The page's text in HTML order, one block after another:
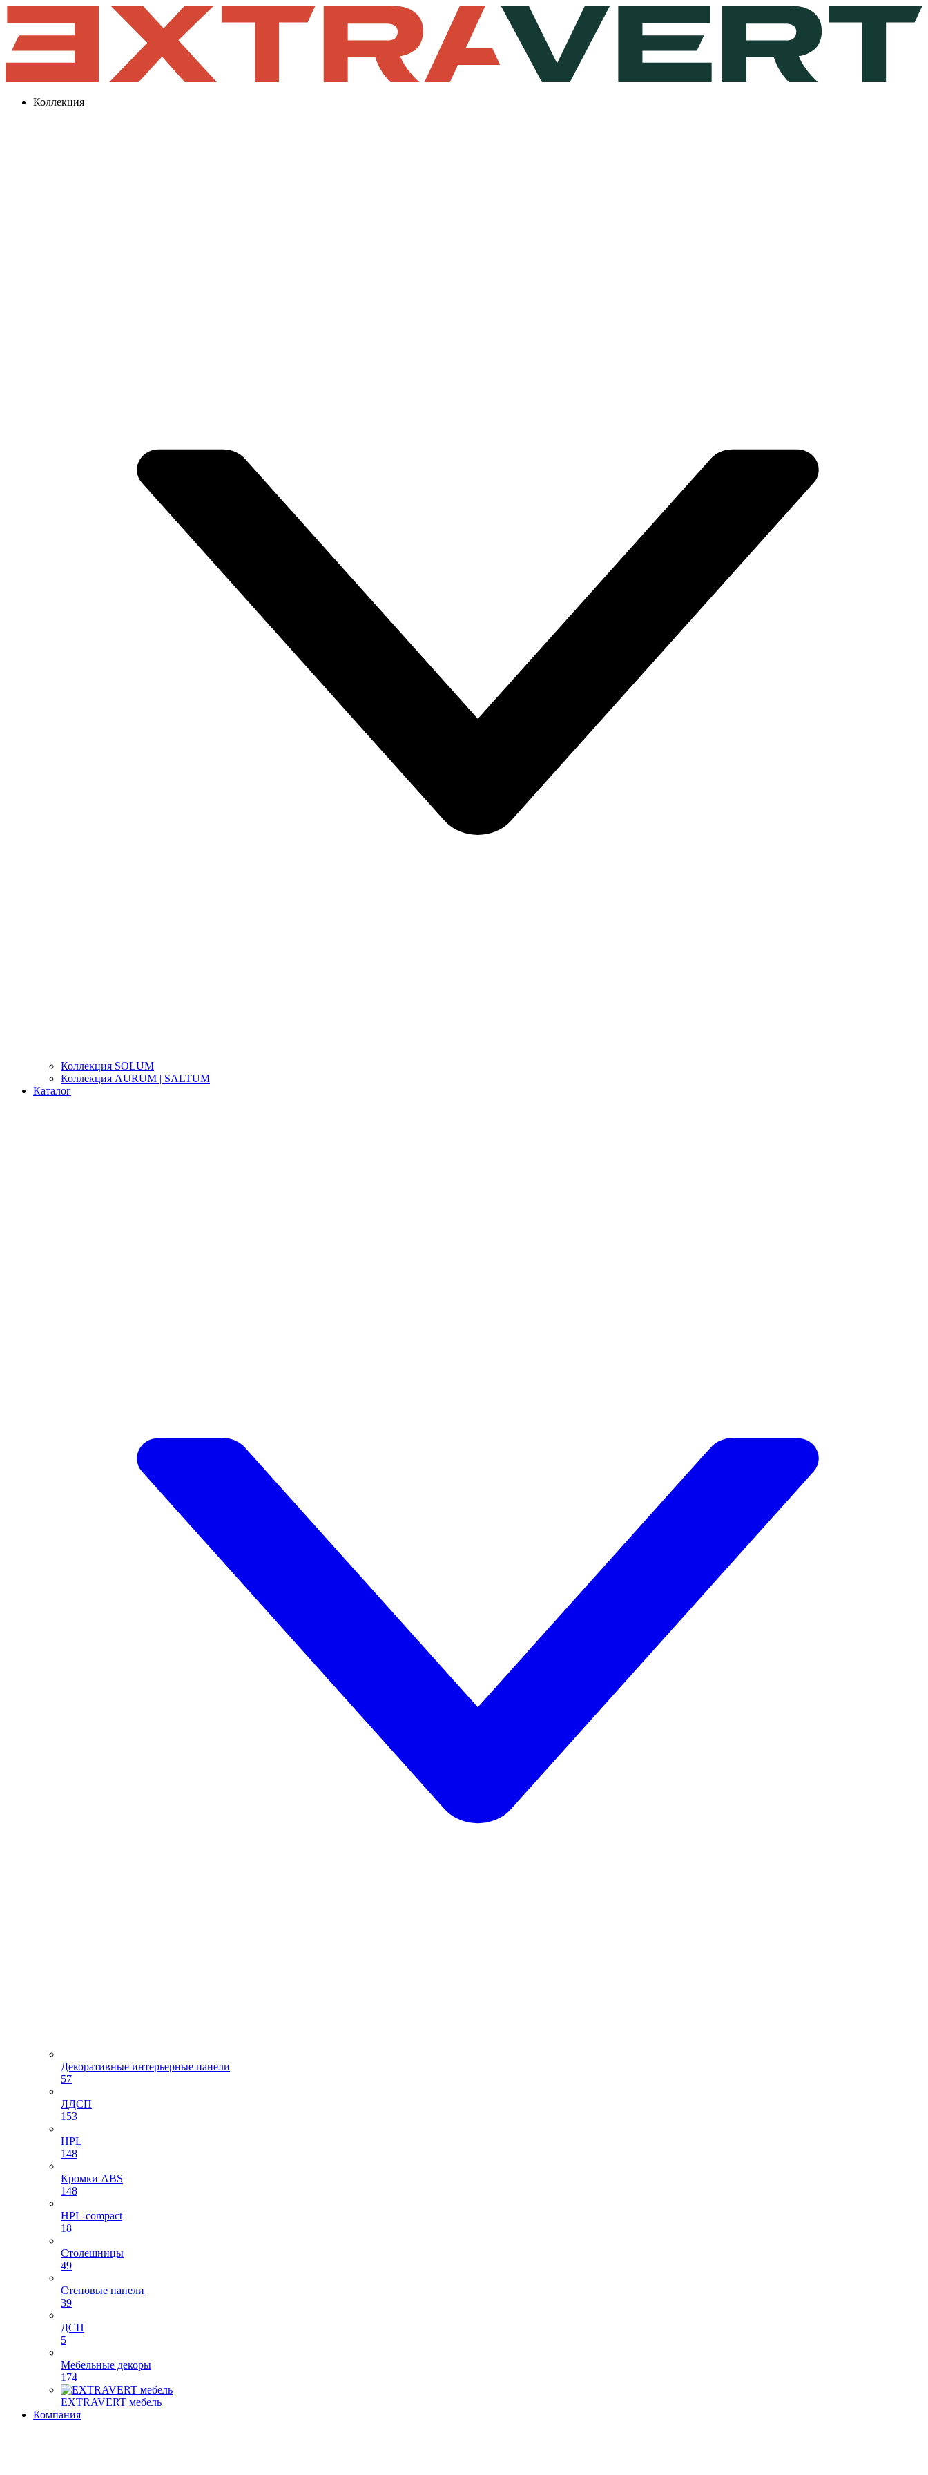
Коллекция
Коллекция SOLUM
Коллекция AURUM | SALTUM
Каталог
Декоративные интерьерные панели
57
ЛДСП
153
HPL
148
Кромки ABS
148
HPL-compact
18
Столешницы
49
Стеновые панели
39
ДСП
5
Мебельные декоры
174
EXTRAVERT мебель
Компания